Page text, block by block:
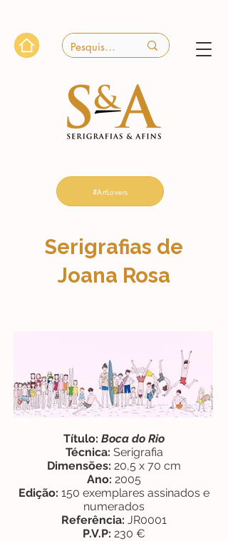
#ArtLovers
Serigrafias de
Joana Rosa
Título: Boca do Rio
Técnica: Serigrafia
Dimensões: 20,5 x 70 cm
Ano: 2005
Edição: 150 exemplares assinados e
numerados
Referência: JR0001
P.V.P: 230 €